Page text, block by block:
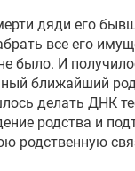
дяди его
все его
было. И
ближайший
делать ДНК
родства и
родственную